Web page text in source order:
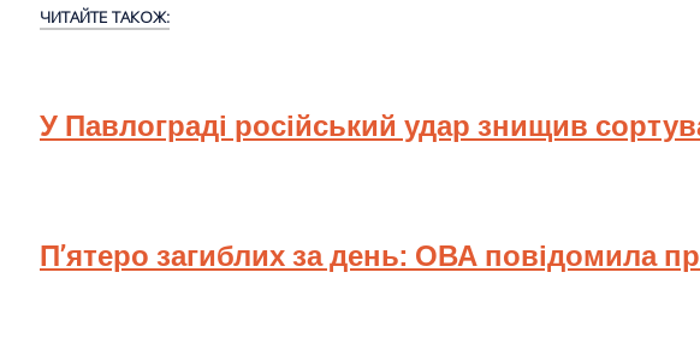
ЧИТАЙТЕ ТАКОЖ:
У Павлограді російський удар знищив
П’ятеро загиблих за день: ОВА повідомила